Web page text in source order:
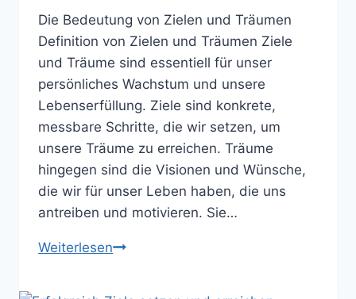
Die Bedeutung von Zielen und Träumen
Definition von Zielen und Träumen Ziele
und Träume sind essentiell für unser
persönliches Wachstum und unsere
Lebenserfüllung. Ziele sind konkrete,
messbare Schritte, die wir setzen, um
unsere Träume zu erreichen. Träume
hingegen sind die Visionen und Wünsche,
die wir für unser Leben haben, die uns
antreiben und motivieren. Sie…
WeiterlesenDie